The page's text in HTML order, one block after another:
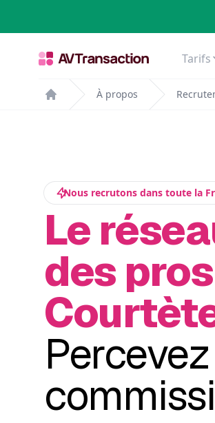
Tarifs
Home
À propos
Nous recrutons dans toute la
Le
des